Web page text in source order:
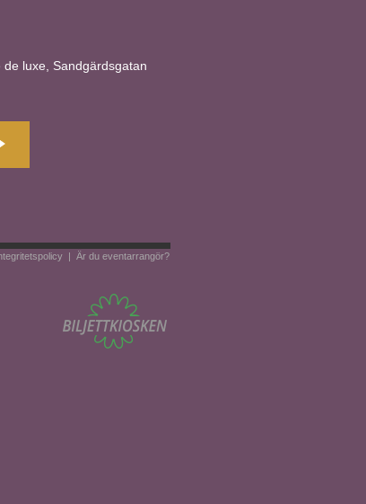
luxe, Sandgärdsgatan
Är du eventarrangör?